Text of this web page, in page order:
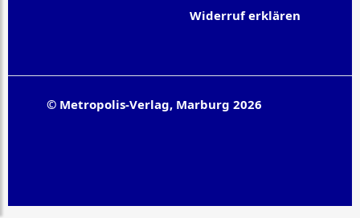
Widerruf erklären
© Metropolis-Verlag, Marburg 2026